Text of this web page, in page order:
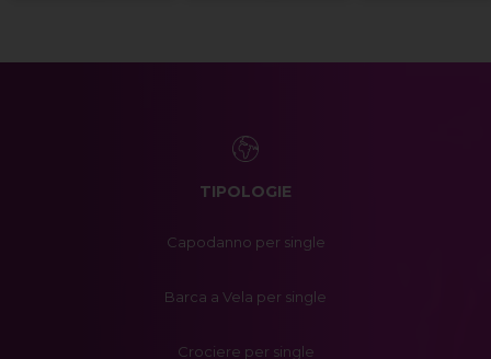
TIPOLOGIE
Capodanno per single
Barca a Vela per single
Crociere per single